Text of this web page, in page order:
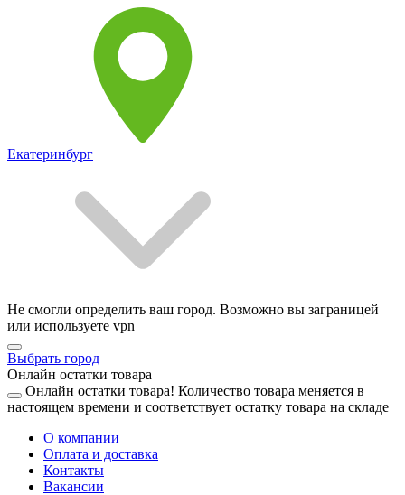
Екатеринбург
Не смогли определить ваш город. Возможно вы заграницей
или используете vpn
Выбрать город
Онлайн остатки товара
Онлайн остатки товара! Количество товара меняется в
настоящем времени и соответствует остатку товара на складе
О компании
Оплата и доставка
Контакты
Вакансии